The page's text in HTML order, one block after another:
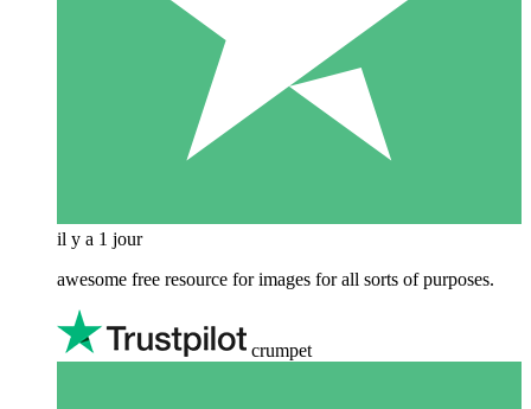
il y a 1 jour
awesome free resource for images for all sorts of purposes.
crumpet